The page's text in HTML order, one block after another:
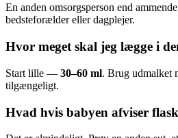
En anden omsorgsperson end
bedsteforælder eller dagplejer.
Hvor meget skal jeg lægge i
Start lille — 30–60 ml. Brug udmalket
tilgængeligt.
Hvad hvis babyen afviser